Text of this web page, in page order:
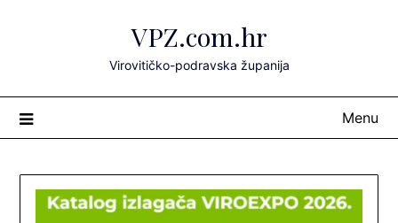
VPZ.com.hr
Virovitičko-podravska županija
Menu